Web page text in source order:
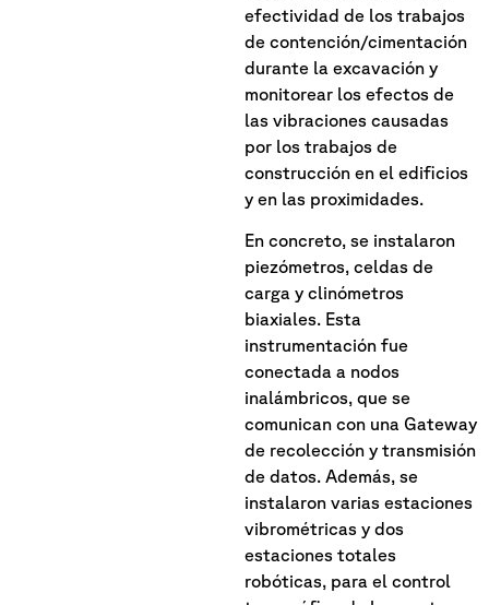
efectividad de los trabajos
de contención/cimentación
durante la excavación y
monitorear los efectos de
las vibraciones causadas
por los trabajos de
construcción en el edificios
y en las proximidades.
En concreto, se instalaron
piezómetros, celdas de
carga y clinómetros
biaxiales. Esta
instrumentación fue
conectada a nodos
inalámbricos, que se
comunican con una Gateway
de recolección y transmisión
de datos. Además, se
instalaron varias estaciones
vibrométricas y dos
estaciones totales
robóticas, para el control